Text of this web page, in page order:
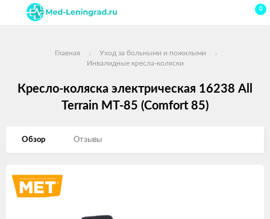
0
Главная
Уход за больными и пожилыми
Инвалидные кресла-коляски
Кресло-коляска электрическая 16238 All
Terrain MT-85 (Comfort 85)
Обзор Отзывы
Изображения